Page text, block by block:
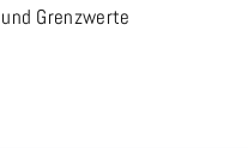
Grenzwerte